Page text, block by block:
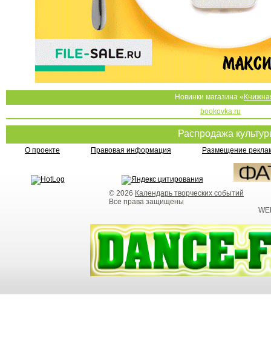
Новинки магазина «
bookovka.ru
Распродажа
О проекте Правовая информация Размещение
© 2026 Календарь творческих событий
Все права защищены